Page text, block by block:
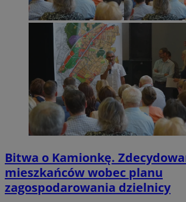
Bitwa o Kamionkę.
mieszkańców wobec planu
zagospodarowania dzielnicy